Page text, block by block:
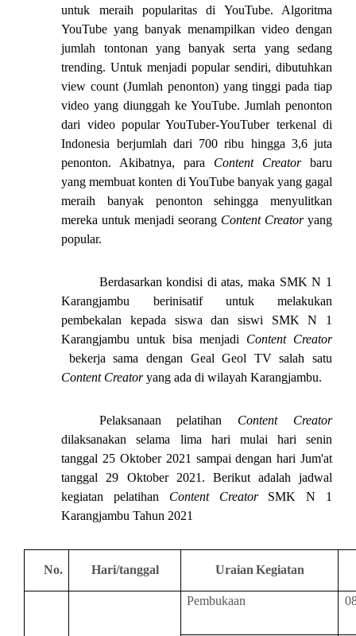
untuk meraih popularitas di YouTube. Algoritma
YouTube yang banyak menampilkan video dengan
jumlah tontonan yang banyak serta yang sedang
trending. Untuk menjadi popular sendiri, dibutuhkan
view count (Jumlah penonton) yang tinggi pada tiap
video yang diunggah ke YouTube. Jumlah penonton
dari video popular YouTuber-YouTuber terkenal di
Indonesia berjumlah dari 700 ribu hingga 3,6 juta
penonton. Akibatnya, para Content Creatorbaru
yang membuat konten di YouTube banyak yang gagal
meraih banyak penonton sehingga menyulitkan
mereka untuk menjadi seorang Content Creatoryang
popular.
Berdasarkan kondisi di atas, maka SMK N 1
Karangjambu berinisatif untuk melakukan
pembekalan kepada siswa dan siswi SMK N 1
Karangjambu untuk bisa menjadi Content Creator
bekerja sama dengan Geal Geol TV salah satu
Content Creatoryang ada di wilayah Karangjambu.
Pelaksanaan pelatihan Content Creator
dilaksanakan selama lima hari mulai hari senin
tanggal 25 Oktober 2021 sampai dengan hari Jum'at
tanggal 29 Oktober 2021. Berikut adalah jadwal
kegiatan pelatihan Content CreatorSMK N 1
Karangjambu Tahun 2021
No. Hari/tanggal Uraian Kegiatan
Pembukaan